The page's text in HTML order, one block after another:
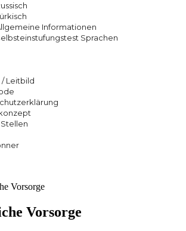
Informationen
Sprachen
Leitbild
Vorsorge
Vorsorge